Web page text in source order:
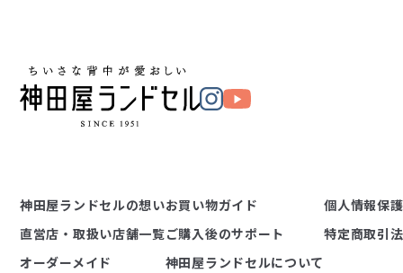
神田屋ランドセルの想い
直営店・取扱い店舗一覧
オーダーメイド
お買い物ガイド
ご購入後のサポート
神田屋ランドセルについて
個人情報保
特定商取引